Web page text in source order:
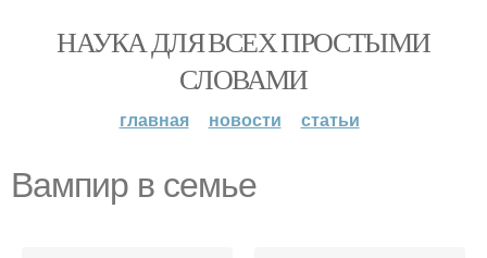
НАУКА ДЛЯ ВСЕХ ПРОСТЫМИ
СЛОВАМИ
главная новости статьи
Вампир в семье